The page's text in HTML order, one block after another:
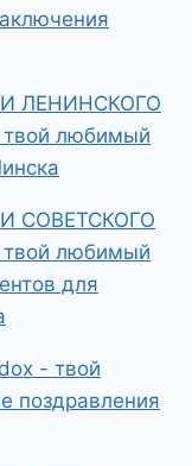
ЛЕНИНСКОГО
любимый
СОВЕТСКОГО
любимый
для
- твой
поздравления